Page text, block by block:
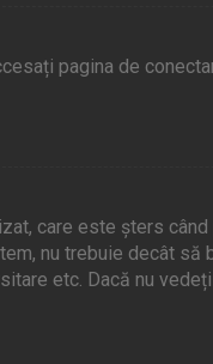
pagina de
care este șters
nu trebuie decât
etc. Dacă nu